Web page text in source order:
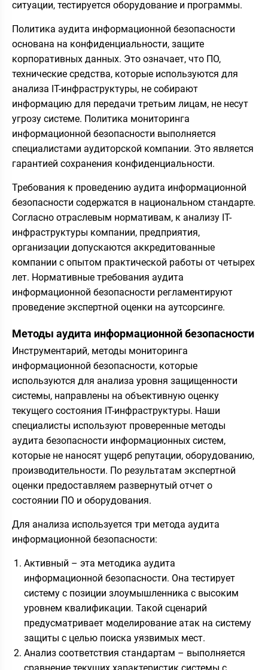
ситуации, тестируется оборудование и программы.
Политика аудита информационной безопасности
основана на конфиденциальности, защите
корпоративных данных. Это означает, что ПО,
технические средства, которые используются для
анализа IT-инфраструктуры, не собирают
информацию для передачи третьим лицам, не несут
угрозу системе. Политика мониторинга
информационной безопасности выполняется
специалистами аудиторской компании. Это является
гарантией сохранения конфиденциальности.
Требования к проведению аудита информационной
безопасности содержатся в национальном стандарте.
Согласно отраслевым нормативам, к анализу IT-
инфраструктуры компании, предприятия,
организации допускаются аккредитованные
компании с опытом практической работы от четырех
лет. Нормативные требования аудита
информационной безопасности регламентируют
проведение экспертной оценки на аутсорсинге.
Методы аудита информационной безопасности
Инструментарий, методы мониторинга
информационной безопасности, которые
используются для анализа уровня защищенности
системы, направлены на объективную оценку
текущего состояния IT-инфраструктуры. Наши
специалисты используют проверенные методы
аудита безопасности информационных систем,
которые не наносят ущерб репутации, оборудованию,
производительности. По результатам экспертной
оценки предоставляем развернутый отчет о
состоянии ПО и оборудования.
Для анализа используется три метода аудита
информационной безопасности:
Активный – эта методика аудита
информационной безопасности. Она тестирует
систему с позиции злоумышленника с высоким
уровнем квалификации. Такой сценарий
предусматривает моделирование атак на систему
защиты с целью поиска уязвимых мест.
Анализ соответствия стандартам – выполняется
сравнение текущих характеристик системы с